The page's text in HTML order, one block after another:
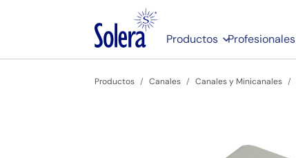
Productos Profesionales
Productos Canales Canales y Minicanales